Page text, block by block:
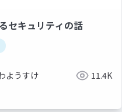
セキュリティの話
ようすけ 11.4K